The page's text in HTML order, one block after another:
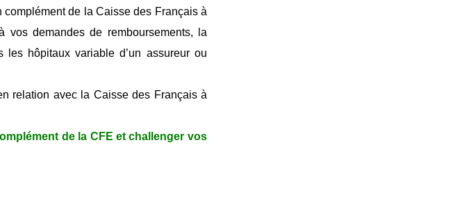
complément de la Caisse des Français à
vos demandes de remboursements, la
hôpitaux variable d’un assureur ou
relation avec la Caisse des Français à
de la CFE et challenger vos